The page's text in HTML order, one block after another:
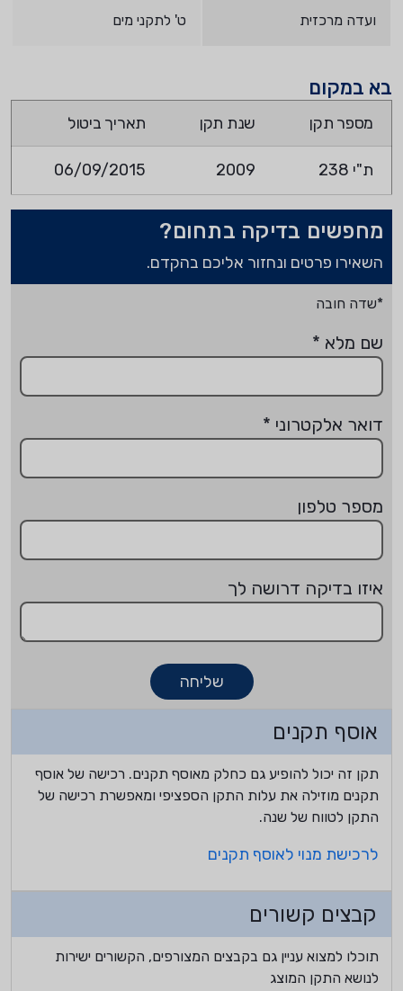
ועדה מרכזית ט' לתקני מים
בא במקום
מספר תקן שנת תקן תאריך ביטול
ת"י 238 2009
06/09/2015
מחפשים בדיקה בתחום?
השאירו פרטים ונחזור אליכם בהקדם.
*שדה חובה
שם מלא *
דואר אלקטרוני *
מספר טלפון
איזו בדיקה דרושה לך
שליחה
אוסף תקנים
תקן זה יכול להופיע גם כחלק מאוסף תקנים. רכישה של אוסף
תקנים מוזילה את עלות התקן הספציפי ומאפשרת רכישה של
התקן לטווח של שנה.
לרכישת מנוי לאוסף תקנים
קבצים קשורים
תוכלו למצוא עניין גם בקבצים המצורפים, הקשורים ישירות
לנושא התקן המוצג